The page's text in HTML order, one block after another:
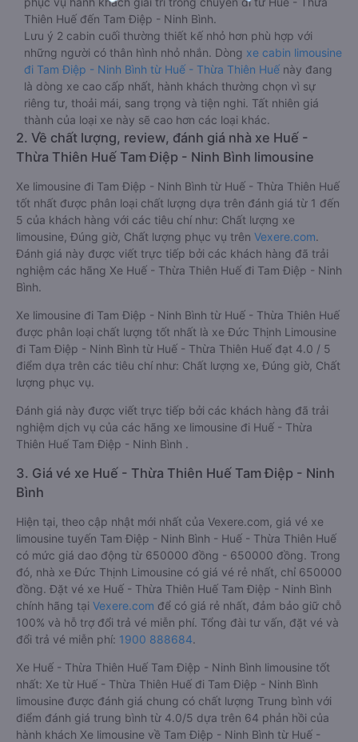
Thiên Huế đến Tam Điệp - Ninh Bình.
Lưu ý 2 cabin cuối thường thiết kế nhỏ hơn phù hợp với
những người có thân hình nhỏ nhắn. Dòng xe cabin limousine
đi Tam Điệp - Ninh Bình từ Huế - Thừa Thiên Huế này đang
là dòng xe cao cấp nhất, hành khách thường chọn vì sự
riêng tư, thoải mái, sang trọng và tiện nghi. Tất nhiên giá
thành của loại xe này sẽ cao hơn các loại khác.
2. Về chất lượng, review, đánh giá nhà xe Huế -
Thừa Thiên Huế Tam Điệp - Ninh Bình limousine
Xe limousine đi Tam Điệp - Ninh Bình từ Huế - Thừa Thiên Huế
tốt nhất được phân loại chất lượng dựa trên đánh giá từ 1 đến
5 của khách hàng với các tiêu chí như: Chất lượng xe
limousine, Đúng giờ, Chất lượng phục vụ trên Vexere.com.
Đánh giá này được viết trực tiếp bởi các khách hàng đã trải
nghiệm các hãng Xe Huế - Thừa Thiên Huế đi Tam Điệp - Ninh
Bình.
Xe limousine đi Tam Điệp - Ninh Bình từ Huế - Thừa Thiên Huế
được phân loại chất lượng tốt nhất là xe Đức Thịnh Limousine
đi Tam Điệp - Ninh Bình từ Huế - Thừa Thiên Huế đạt 4.0 / 5
điểm dựa trên các tiêu chí như: Chất lượng xe, Đúng giờ, Chất
lượng phục vụ.
Đánh giá này được viết trực tiếp bởi các khách hàng đã trải
nghiệm dịch vụ của các hãng xe limousine đi Huế - Thừa
Thiên Huế Tam Điệp - Ninh Bình .
3. Giá vé xe Huế - Thừa Thiên Huế Tam Điệp - Ninh
Bình
Hiện tại, theo cập nhật mới nhất của Vexere.com, giá vé xe
limousine tuyến Tam Điệp - Ninh Bình - Huế - Thừa Thiên Huế
có mức giá dao động từ 650000 đồng - 650000 đồng. Trong
đó, nhà xe Đức Thịnh Limousine có giá vé rẻ nhất, chỉ 650000
đồng. Đặt vé xe Huế - Thừa Thiên Huế Tam Điệp - Ninh Bình
chính hãng tại Vexere.com để có giá rẻ nhất, đảm bảo giữ chỗ
100% và hỗ trợ đổi trả vé miễn phí. Tổng đài tư vấn, đặt vé và
đổi trả vé miễn phí: 1900 888684.
Xe Huế - Thừa Thiên Huế Tam Điệp - Ninh Bình limousine tốt
nhất: Xe từ Huế - Thừa Thiên Huế đi Tam Điệp - Ninh Bình
limousine được đánh giá chung có chất lượng Trung bình với
điểm đánh giá trung bình từ 4.0/5 dựa trên 64 phản hồi của
hành khách Xe limousine về Tam Điệp - Ninh Bình từ Huế -